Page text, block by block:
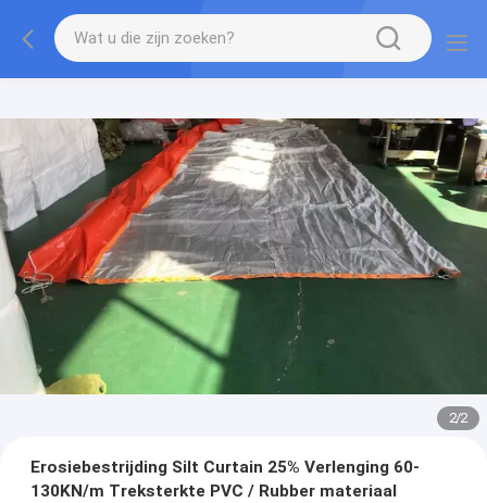
2/2
Erosiebestrijding Silt Curtain 25% Verlenging 60-
130KN/m Treksterkte PVC / Rubber materiaal